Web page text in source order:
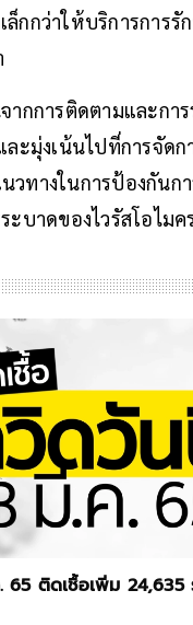
กกว่าให้บริการการรั
ากการติดตามและกา
ละมุ่งเน้นไปที่การจัด
ทางในการป้องกันกา
ะบาดของไวรัสโอไม
ม 24,635 ราย เสียชีวิต